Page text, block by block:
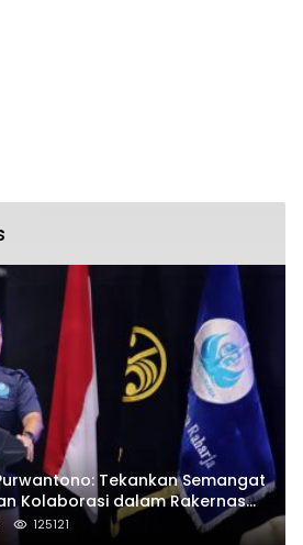
Tekankan Semangat
Kolaborasi dalam Rakernas
Jasa Raharja
125121